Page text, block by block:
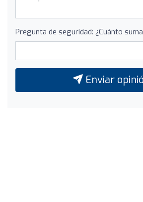
Pregunta de seguridad: ¿Cuánto
Enviar